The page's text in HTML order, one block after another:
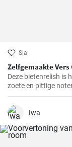
Sla
Zelfgemaakte
Deze bietenrelish is
zoete en pittige
Iwa